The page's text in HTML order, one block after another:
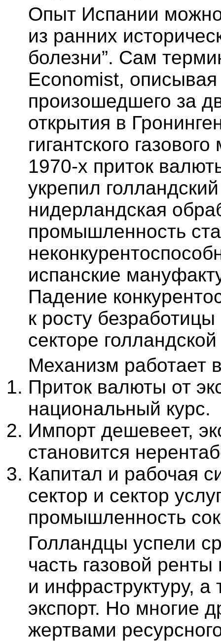
Опыт Испании
из ранних
болезни”. Сам
Economist,
произошедшего за
открытия в
гигантского
1970-х приток
укрепил
нидерландская
промышленность
испанские
Падение
к росту
секторе
Механизм работает
Приток валюты от
национальный курс.
Импорт дешевеет,
становится
Капитал и рабочая
сектор и сектор
промышленность
Голландцы успели
часть газовой
и инфраструктуру,
экспорт. Но многие
жертвами